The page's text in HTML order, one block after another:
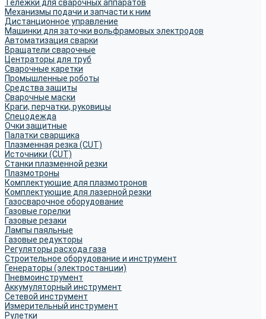
Тележки для сварочных аппаратов
Механизмы подачи и запчасти к ним
Дистанционное управление
Машинки для заточки вольфрамовых электродов
Автоматизация сварки
Вращатели сварочные
Центраторы для труб
Сварочные каретки
Промышленные роботы
Средства защиты
Сварочные маски
Краги, перчатки, руковицы
Спецодежда
Очки защитные
Палатки сварщика
Плазменная резка (CUT)
Источники (CUT)
Станки плазменной резки
Плазмотроны
Комплектующие для плазмотронов
Комплектующие для лазерной резки
Газосварочное оборудование
Газовые горелки
Газовые резаки
Лампы паяльные
Газовые редукторы
Регуляторы расхода газа
Строительное оборудование и инструмент
Генераторы (электростанции)
Пневмоинструмент
Аккумуляторный инструмент
Сетевой инструмент
Измерительный инструмент
Рулетки